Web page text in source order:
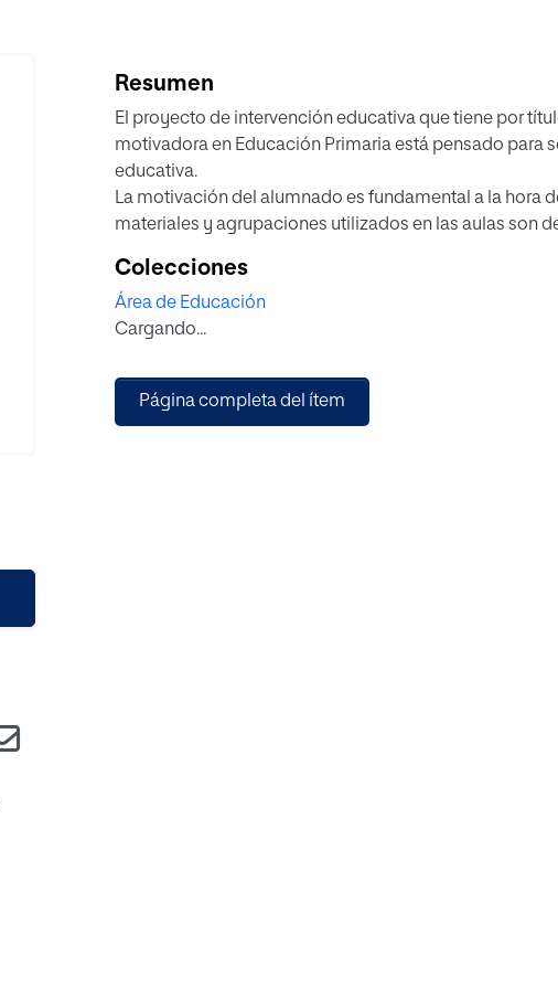
Resumen
El proyecto de intervención educativa que tiene por
motivadora en Educación Primaria está pensado para
educativa.
La motivación del alumnado es fundamental a la hora
materiales y agrupaciones utilizados en las aulas son
digitales, innovadores, llamativos, actuales y
alumnado motivado, es un alumnado curioso, con
tanto un alumnado que participa de forma más activa,
pertenecientes al área de Ciencias Sociales con el fin
alumnado, utilizando herramientas digitales ya que
Colecciones
Área de Educación
Cargando...
Página completa del ítem